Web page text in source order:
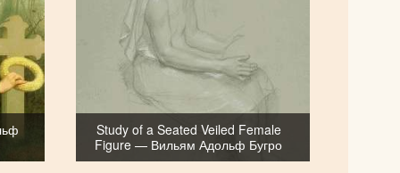
Study of a Seated Veiled Female
Figure — Вильям Адольф Бугро